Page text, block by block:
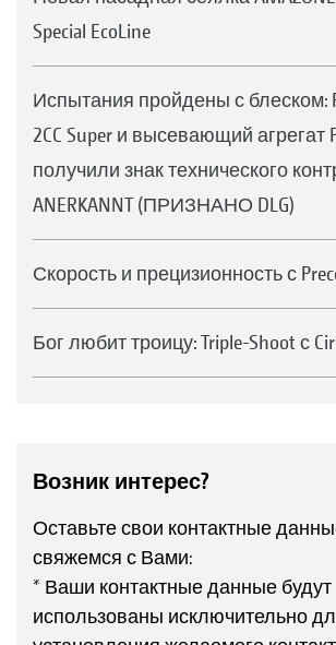
Special EcoLine
Испытания пройдены с блеском:
2CC Super и высевающий агрегат
получили знак технического
ANERKANNT (ПРИЗНАНО DLG)
Скорость и прецизионность с
Бог любит троицу: Triple-Shoot с
Возник интерес?
Оставьте свои контактные
свяжемся с Вами:
* Ваши контактные данные будут
использованы исключительно